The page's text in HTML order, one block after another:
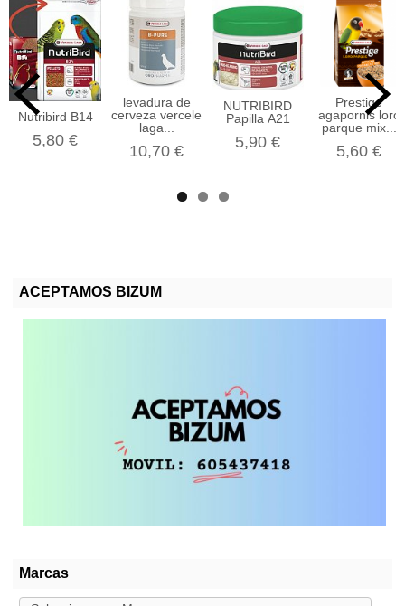
ACEPTAMOS BIZUM
Marcas
Nutribird B14
5,80 €
levadura de
cerveza vercele
laga...
10,70 €
NUTRIBIRD
Papilla A21
5,90 €
Prestige
agapornis loro
parque mix...
5,60 €